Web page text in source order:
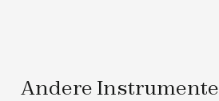
Andere Instrumente